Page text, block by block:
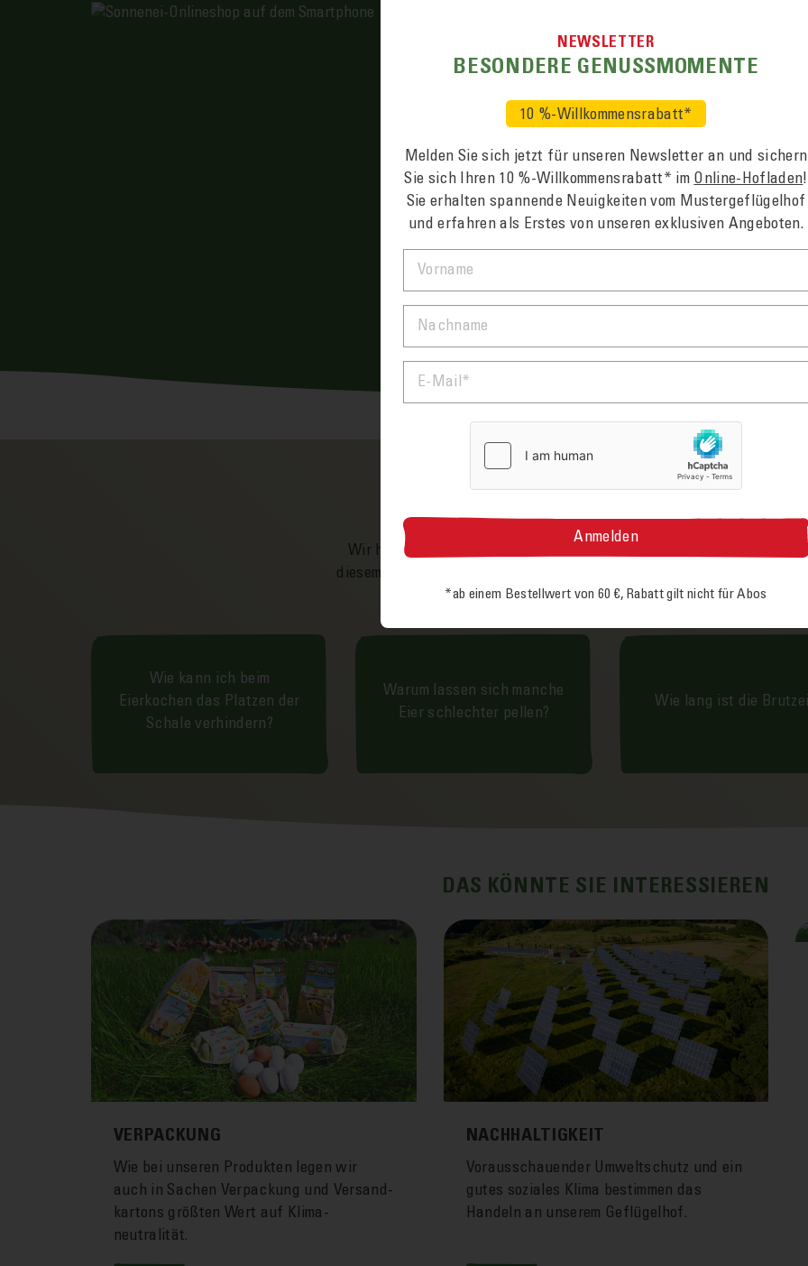
Lassen Sie sich unsere
ZUVERLÄSSIG UND
sichere Bezahlung
schnelle Lieferung
Wir hoffen, dass wir Ihre Frage be­antworten konnten. Wenn Sie
diesem oder anderen Themen wissen möchten, dann können Sie uns
Mailschicken.
Wie kann ich beim
Eierkochen das Platzen der
Schale verhindern?
Warum lassen sich manche
Eier schlechter pellen?
Wie lang ist die
DAS KÖNNTE SIE INTERESSIEREN
VERPACKUNG
Wie bei unseren Produkten legen wir
auch in Sachen Ver­packung und Versand­
kartons größten Wert auf Klima­
neutralität.
NACHHALTIGKEIT
Voraus­schauender Umwelt­schutz und ein
gutes soziales Klima bestimmen das
Handeln an unserem Geflügel­hof.
NEWSLETTER
BESONDERE GENUSS­MOMENTE
10 %-Willkommensrabatt*
Melden Sie sich jetzt für unseren News­letter an und sichern
Sie sich Ihren 10 %-Willkommens­rabatt* im Online-Hofladen!
Sie erhalten spannende Neuigkeiten vom Muster­geflügelhof
und erfahren als Erstes von unseren exklusiven Angeboten.
*ab einem Bestell­wert von 60 €, Rabatt gilt nicht für Abos